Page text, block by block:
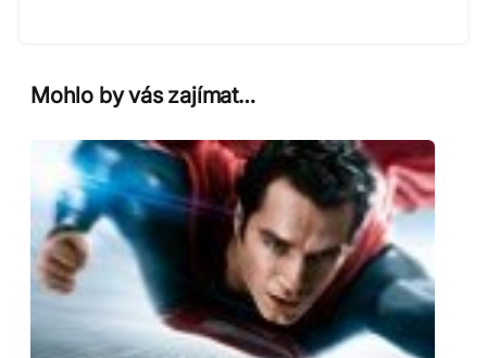
Mohlo by vás zajímat…